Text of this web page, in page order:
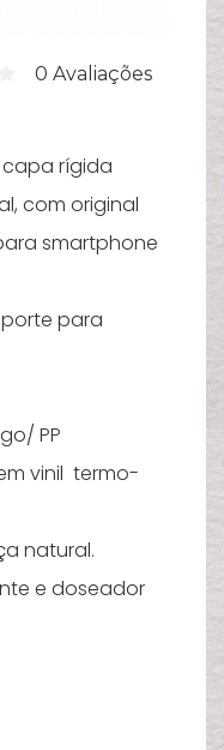
0 Avaliações
rígida
com original
smartphone
para
PP
vinil termo-
natural.
e doseador